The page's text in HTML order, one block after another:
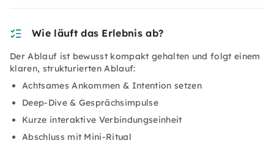
Wie läuft das Erlebnis ab?
Der Ablauf ist bewusst kompakt gehalten und folgt einem
klaren, strukturierten Ablauf:
Achtsames Ankommen & Intention setzen
Deep-Dive & Gesprächsimpulse
Kurze interaktive Verbindungseinheit
Abschluss mit Mini-Ritual